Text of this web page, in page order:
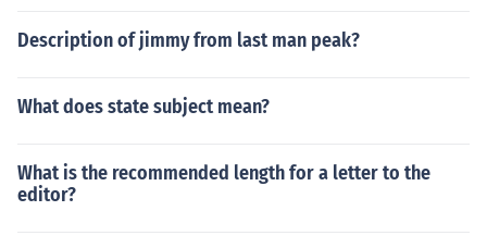
Description of jimmy from last man peak?
What does state subject mean?
What is the recommended length for a letter to the
editor?